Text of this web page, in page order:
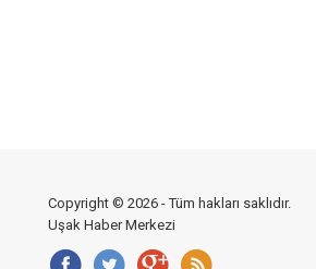
Copyright © 2026 - Tüm hakları saklıdır.
Uşak Haber Merkezi